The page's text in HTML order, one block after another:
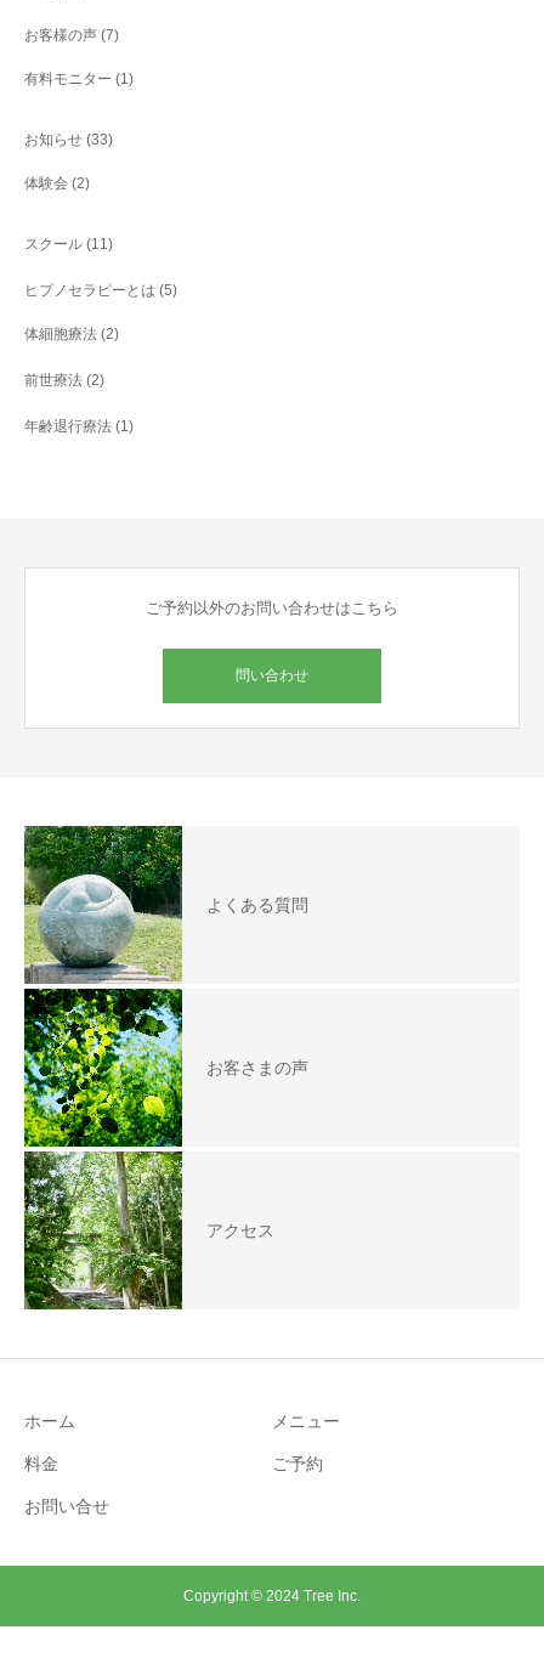
お客様の声 (7)
有料モニター (1)
お知らせ (33)
体験会 (2)
スクール (11)
ヒプノセラピーとは (5)
体細胞療法 (2)
前世療法 (2)
年齢退行療法 (1)
ご予約以外のお問い合わせはこちら
問い合わせ
よくある質問
お客さまの声
アクセス
ホーム メニュー
料金 ご予約
お問い合せ
Copyright © 2024 Tree Inc.